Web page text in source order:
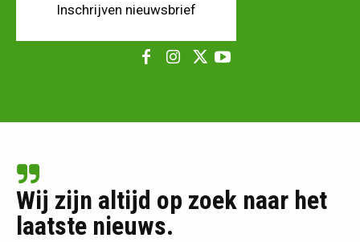
Inschrijven nieuwsbrief
Wij zijn altijd op zoek naar het
laatste nieuws.